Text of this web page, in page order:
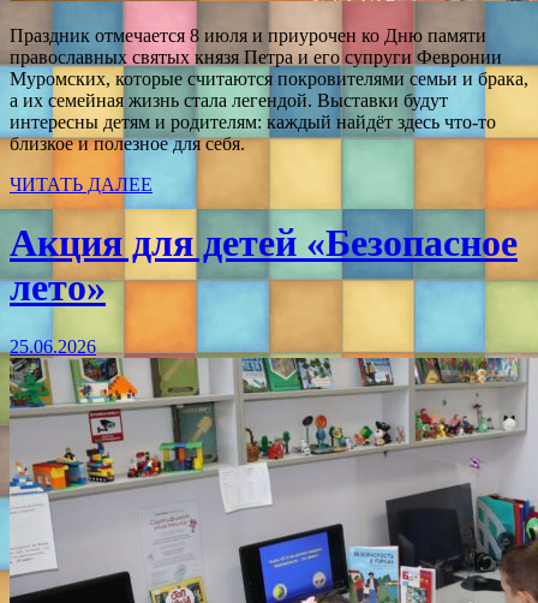
Праздник отмечается 8 июля и приурочен ко Дню памяти
православных святых князя Петра и его супруги Февронии
Муромских, которые считаются покровителями семьи и брака,
а их семейная жизнь стала легендой. Выставки будут
интересны детям и родителям: каждый найдёт здесь что‑то
близкое и полезное для себя.
ЧИТАТЬ ДАЛЕЕ
Акция для детей «Безопасное
лето»
25.06.2026